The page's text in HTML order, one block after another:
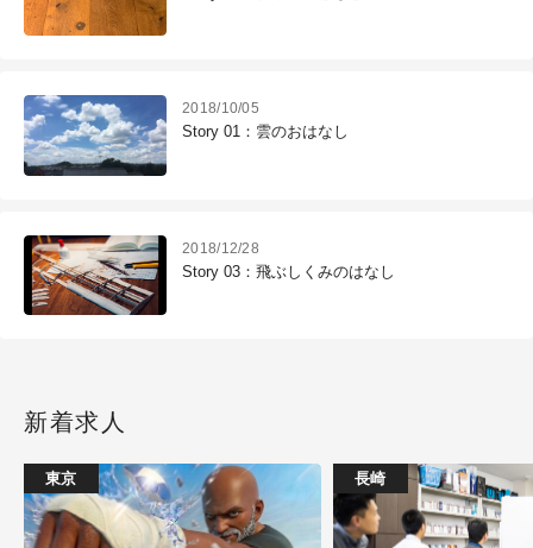
2018/10/05
Story 01：雲のおはなし
2018/12/28
Story 03：飛ぶしくみのはなし
新着求人
東京 長崎